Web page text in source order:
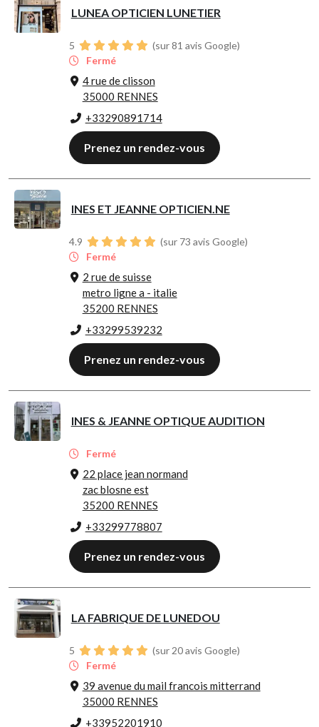
LUNEA OPTICIEN LUNETIER
5
(sur 81 avis Google)
Fermé
4 rue de clisson
35000 RENNES
+33290891714
Prenez un rendez-vous
INES ET JEANNE OPTICIEN.NE
4.9
(sur 73 avis Google)
Fermé
2 rue de suisse
metro ligne a - italie
35200 RENNES
+33299539232
Prenez un rendez-vous
INES & JEANNE OPTIQUE AUDITION
Fermé
22 place jean normand
zac blosne est
35200 RENNES
+33299778807
Prenez un rendez-vous
LA FABRIQUE DE LUNEDOU
5
(sur 20 avis Google)
Fermé
39 avenue du mail francois mitterrand
35000 RENNES
+33952201910